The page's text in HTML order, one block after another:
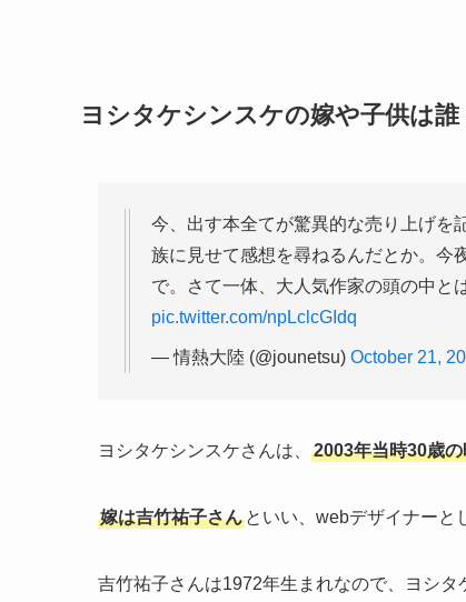
ヨシタケシンスケの嫁や子供は誰
今、出す本全てが驚異的な売り上げを
族に見せて感想を尋ねるんだとか。今
で。さて一体、大人気作家の頭の中と
pic.twitter.com/npLclcGIdq
— 情熱大陸 (@jounetsu) October 21,
ヨシタケシンスケさんは、 2003年当時30歳
嫁は吉竹祐子さん といい、webデザイナーと
吉竹祐子さんは1972年生まれなので、ヨシタ